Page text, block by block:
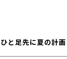
ひと足先に夏の計